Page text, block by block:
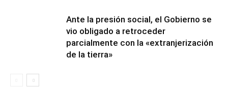
Ante la presión social, el Gobierno se
vio obligado a retroceder
parcialmente con la «extranjerización
de la tierra»